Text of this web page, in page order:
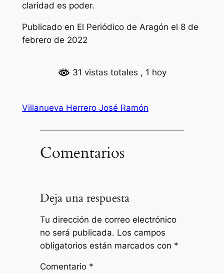
claridad es poder.
Publicado en El Periódico de Aragón el 8 de
febrero de 2022
31 vistas totales , 1 hoy
Villanueva Herrero José Ramón
Comentarios
Deja una respuesta
Tu dirección de correo electrónico
no será publicada. Los campos
obligatorios están marcados con *
Comentario *